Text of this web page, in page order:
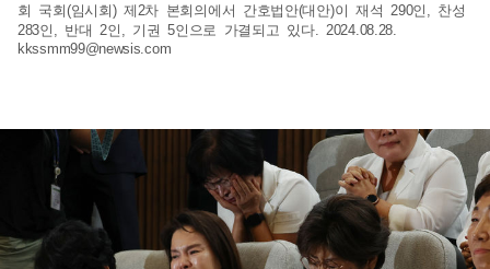
회 국회(임시회) 제2차 본회의에서 간호법안(대안)이 재석 290인, 찬성
283인, 반대 2인, 기권 5인으로 가결되고 있다. 2024.08.28.
kkssmm99@newsis.com